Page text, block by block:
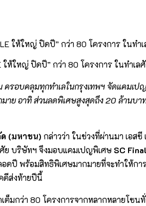
ห้ใหญ่ ปิดปี” กว่า 80 โครงการ ในทำเล
รอบคลุมทุกทำเลในกรุงเทพฯ จัดแคมเป
าย อาทิส่วนลดพิเศษสูงสุดถึง20ล้านบา
(มหาชน) กล่าวว่า ในช่วงที่ผ่านมา เอส
ศัย บริษัทฯ จึงมอบแคมเปญพิเศษ SC
พร้อมสิทธิพิเศษมากมายที่จะทำให้กา
ดีส่งท้ายปีนี้
ต็มกว่า 80 โครงการจากหลากหลายโซน